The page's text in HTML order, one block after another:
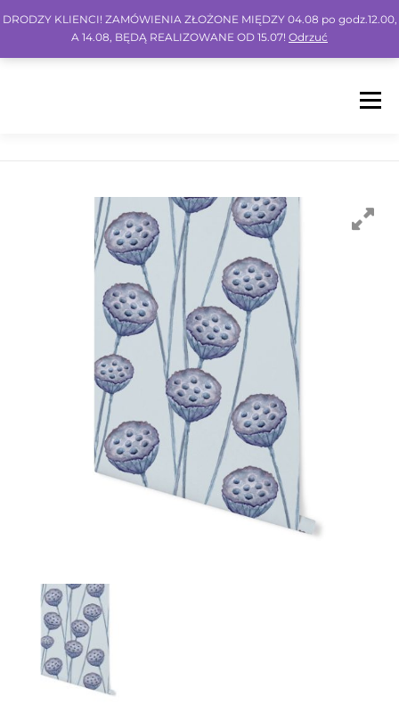
Menu
KOSZYK
IG FB PIN
DRODZY KLIENCI! ZAMÓWIENIA ZŁOŻONE MIĘDZY 04.08 po godz.12.00,
A 14.08, BĘDĄ REALIZOWANE OD 15.07! Odrzuć